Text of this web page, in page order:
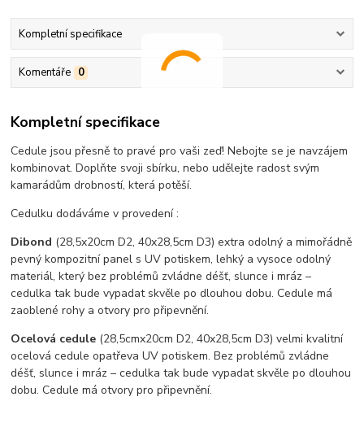
Kompletní specifikace
Komentáře 0
Kompletní specifikace
Cedule jsou přesně to pravé pro vaši zeď! Nebojte se je navzájem
kombinovat. Doplňte svoji sbírku, nebo udělejte radost svým
kamarádům drobností, která potěší.
Cedulku dodáváme v provedení :
Dibond (28,5x20cm D2, 40x28,5cm D3) extra odolný a mimořádně
pevný kompozitní panel s UV potiskem, lehký a vysoce odolný
materiál, který bez problémů zvládne déšť, slunce i mráz –
cedulka tak bude vypadat skvěle po dlouhou dobu. Cedule má
zaoblené rohy a otvory pro připevnění.
Ocelová cedule (28,5cmx20cm D2, 40x28,5cm D3) velmi kvalitní
ocelová cedule opatřeva UV potiskem. Bez problémů zvládne
déšť, slunce i mráz – cedulka tak bude vypadat skvěle po dlouhou
dobu. Cedule má otvory pro připevnění.